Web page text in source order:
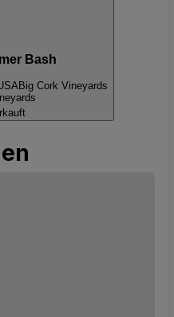
Bash
Big Cork Vineyards